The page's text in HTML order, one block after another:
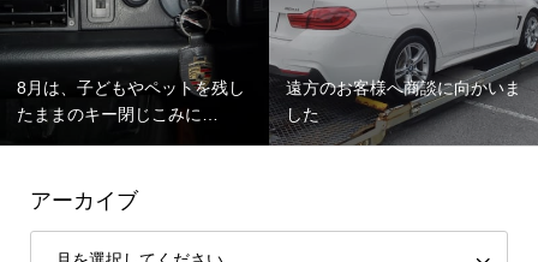
8月は、子どもやペットを残し
たままのキー閉じこみに…
遠方のお客様へ商談に向かいま
した
アーカイブ